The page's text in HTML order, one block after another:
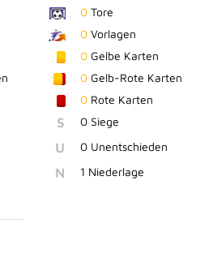
0Tore
0Vorlagen
0Gelbe Karten
0Gelb-Rote Karten
0Rote Karten
S 0 Siege
U 0 Unentschieden
N 1 Niederlage